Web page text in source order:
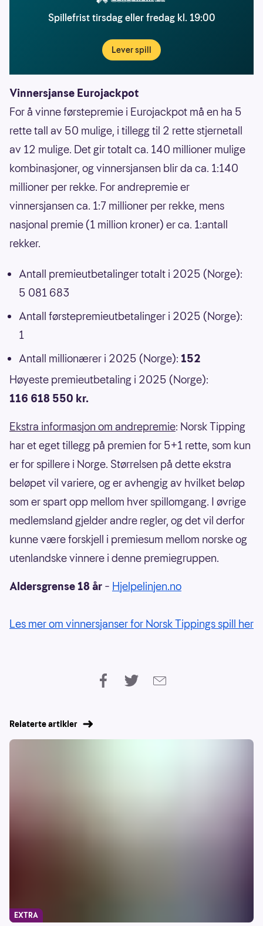
Spillefrist tirsdag eller fredag kl. 19:00
Lever spill
Vinnersjanse Eurojackpot
For å vinne førstepremie i Eurojackpot må en ha 5
rette tall av 50 mulige, i tillegg til 2 rette stjernetall
av 12 mulige. Det gir totalt ca. 140 millioner mulige
kombinasjoner, og vinnersjansen blir da ca. 1:140
millioner per rekke. For andrepremie er
vinnersjansen ca. 1:7 millioner per rekke, mens
nasjonal premie (1 million kroner) er ca. 1:antall
rekker.
Antall premieutbetalinger totalt i 2025 (Norge):
5 081 683
Antall førstepremieutbetalinger i 2025 (Norge):
1
Antall millionærer i 2025 (Norge): 152
Høyeste premieutbetaling i 2025 (Norge):
116 618 550 kr.
Ekstra informasjon om andrepremie: Norsk Tipping
har et eget tillegg på premien for 5+1 rette, som kun
er for spillere i Norge. Størrelsen på dette ekstra
beløpet vil variere, og er avhengig av hvilket beløp
som er spart opp mellom hver spillomgang. I øvrige
medlemsland gjelder andre regler, og det vil derfor
kunne være forskjell i premiesum mellom norske og
utenlandske vinnere i denne premiegruppen.
Aldersgrense 18 år – Hjelpelinjen.no
Les mer om vinnersjanser for Norsk Tippings spill her
Relaterte artikler
EXTRA